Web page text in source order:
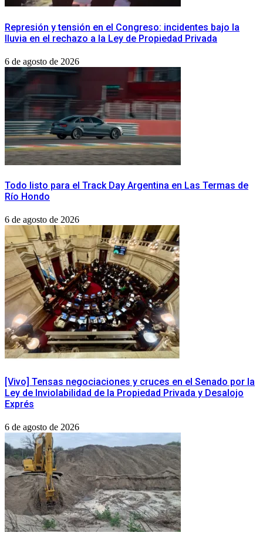
Represión y tensión en el Congreso: incidentes bajo la
lluvia en el rechazo a la Ley de Propiedad Privada
6 de agosto de 2026
Todo listo para el Track Day Argentina en Las Termas de
Río Hondo
6 de agosto de 2026
[Vivo] Tensas negociaciones y cruces en el Senado por la
Ley de Inviolabilidad de la Propiedad Privada y Desalojo
Exprés
6 de agosto de 2026